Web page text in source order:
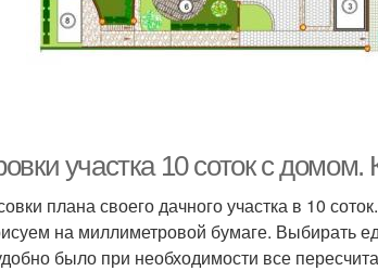
участка 10 соток с домом.
плана своего дачного участка в 10
на миллиметровой бумаге. Выбирать
было при необходимости все